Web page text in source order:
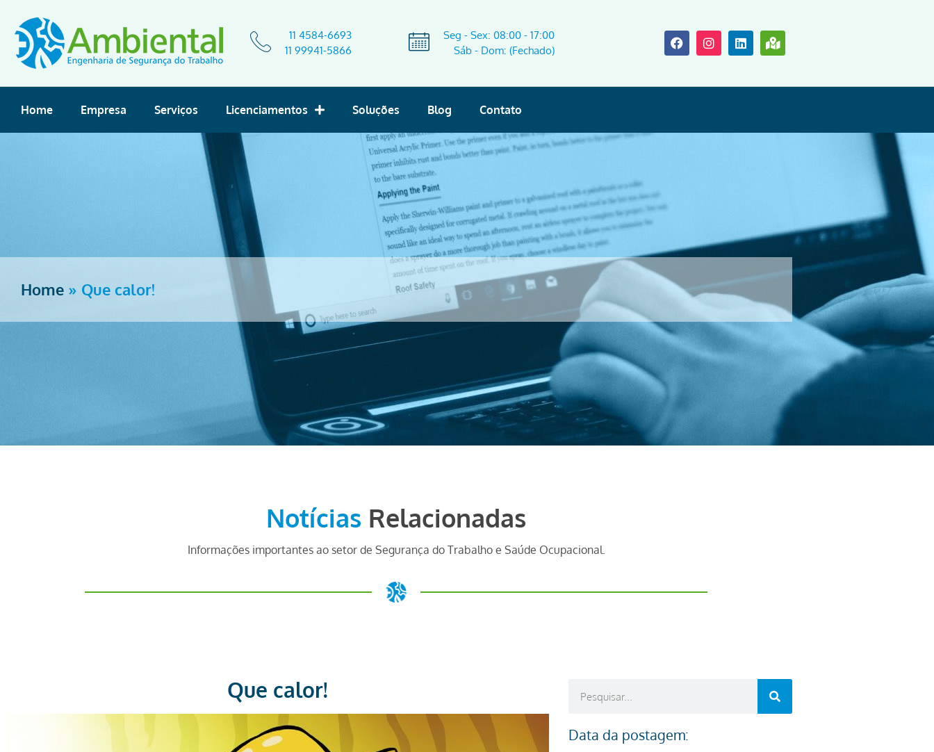
11 4584-6693
11 99941-5866
Seg - Sex: 08:00 - 17:00
Sáb - Dom: (Fechado)
Home Empresa Serviços Licenciamentos Soluções Blog Contato
Home » Que calor!
Notícias Relacionadas
Informações importantes ao setor de Segurança do Trabalho e Saúde Ocupacional.
Que calor!
Data da postagem: